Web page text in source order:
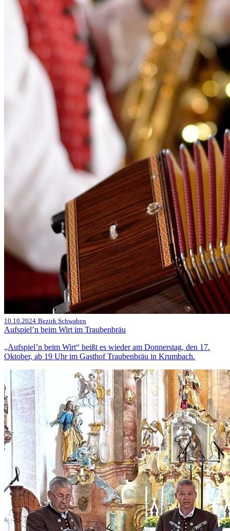
10.10.2024 Bezirk Schwaben
Aufspiel’n beim Wirt im Traubenbräu
„Aufspiel’n beim Wirt“ heißt es wieder am Donnerstag, den 17.
Oktober, ab 19 Uhr im Gasthof Traubenbräu in Krumbach.